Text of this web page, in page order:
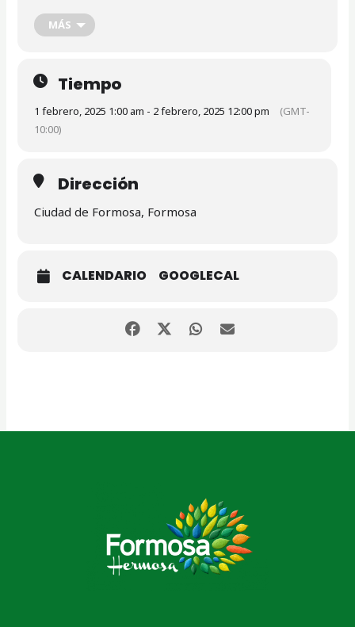
MÁS
Tiempo
1 febrero, 2025 1:00 am - 2 febrero, 2025 12:00 pm
(GMT-
10:00)
Dirección
Ciudad de Formosa, Formosa
CALENDARIO GOOGLECAL